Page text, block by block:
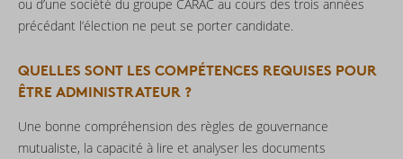
ou d’une société du groupe CARAC au cours des trois années
précédant l’élection ne peut se porter candidate.
QUELLES SONT LES COMPÉTENCES REQUISES POUR
ÊTRE ADMINISTRATEUR ?
Une bonne compréhension des règles de gouvernance
mutualiste, la capacité à lire et analyser les documents